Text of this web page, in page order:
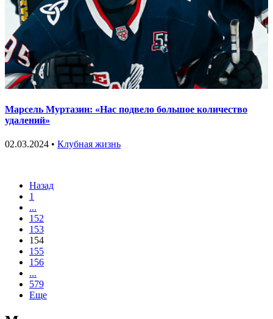
Марсель Муртазин: «Нас подвело большое количество
удалений»
02.03.2024 • Клубная жизнь
Назад
1
...
152
153
154
155
156
...
579
Еще